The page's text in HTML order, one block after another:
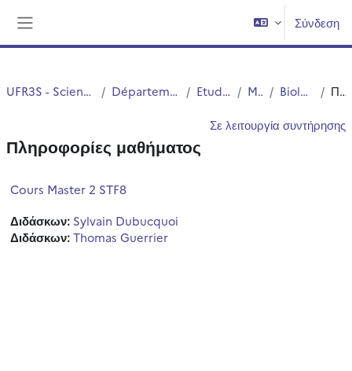
Σύνδεση
UFR3S - Sciences de Santé et du Sport Département UFR3S - Médecine Etudes Medicales MASTERS Biologie Santé M2 Περίληψη
Σε λειτουργία συντήρησης
Πληροφορίες μαθήματος
Cours Master 2 STF8
Διδάσκων: Sylvain Dubucquoi
Διδάσκων:Thomas Guerrier